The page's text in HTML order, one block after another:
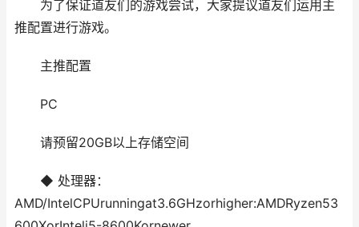
为了保证道友们的游戏尝试，大家提议道友们运用主
推配置进行游戏。
主推配置
PC
请预留20GB以上存储空间
◆ 处理器：
AMD/IntelCPUrunningat3.6GHzorhigher:AMDRyzen53